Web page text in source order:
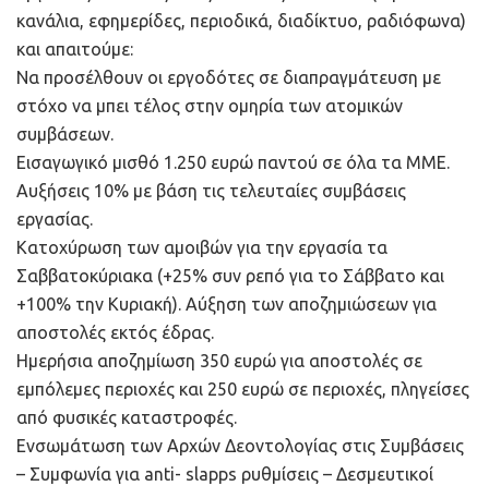
κανάλια, εφημερίδες, περιοδικά, διαδίκτυο, ραδιόφωνα)
και απαιτούμε:
Να προσέλθουν οι εργοδότες σε διαπραγμάτευση με
στόχο να μπει τέλος στην ομηρία των ατομικών
συμβάσεων.
Εισαγωγικό μισθό 1.250 ευρώ παντού σε όλα τα ΜΜΕ.
Αυξήσεις 10% με βάση τις τελευταίες συμβάσεις
εργασίας.
Κατοχύρωση των αμοιβών για την εργασία τα
Σαββατοκύριακα (+25% συν ρεπό για το Σάββατο και
+100% την Κυριακή). Αύξηση των αποζημιώσεων για
αποστολές εκτός έδρας.
Ημερήσια αποζημίωση 350 ευρώ για αποστολές σε
εμπόλεμες περιοχές και 250 ευρώ σε περιοχές, πληγείσες
από φυσικές καταστροφές.
Ενσωμάτωση των Αρχών Δεοντολογίας στις Συμβάσεις
– Συμφωνία για anti- slapps ρυθμίσεις – Δεσμευτικοί